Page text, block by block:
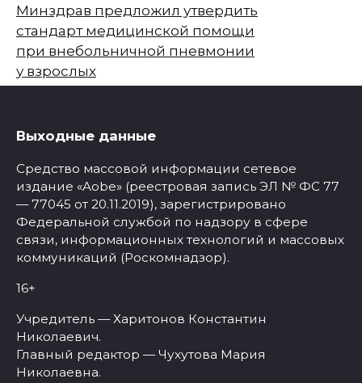
Минздрав предложил утвердить
стандарт медицинской помощи
при внебольничной пневмонии
у взрослых
Выходные данные
Средство массовой информации сетевое
издание «Aobe» (реестровая запись ЭЛ № ФС 77
— 77045 от 20.11.2019), зарегистрировано
Федеральной службой по надзору в сфере
связи, информационных технологий и массовых
коммуникаций (Роскомнадзор).
16+
Учредитель — Харитонов Константин
Николаевич.
Главный редактор — Чухутова Мария
Николаевна.